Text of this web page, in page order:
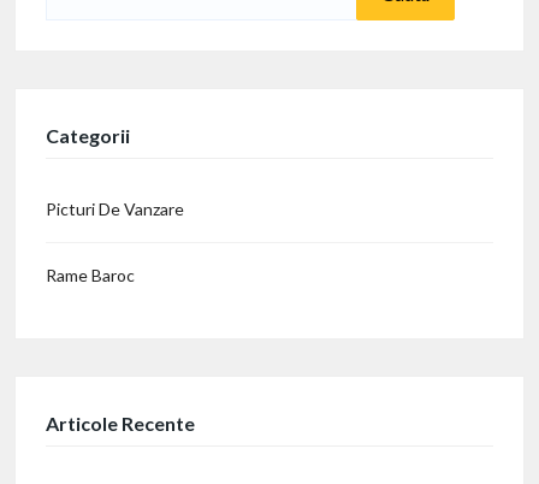
Categorii
Picturi De Vanzare
Rame Baroc
Articole Recente